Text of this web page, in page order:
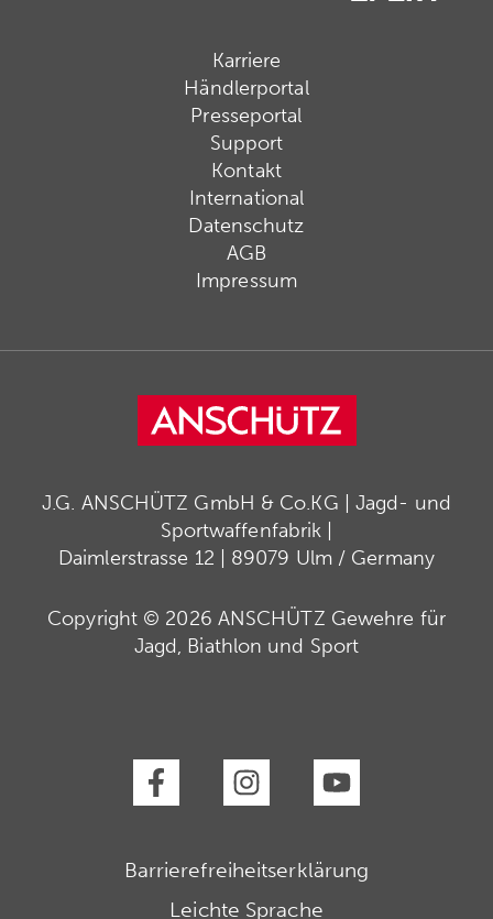
Karriere
Händlerportal
Presseportal
Support
Kontakt
International
Datenschutz
AGB
Impressum
J.G. ANSCHÜTZ GmbH & Co.KG | Jagd- und
Sportwaffenfabrik |
Daimlerstrasse 12 | 89079 Ulm / Germany
Copyright © 2026 ANSCHÜTZ Gewehre für
Jagd, Biathlon und Sport
Barrierefreiheitserklärung
Leichte Sprache